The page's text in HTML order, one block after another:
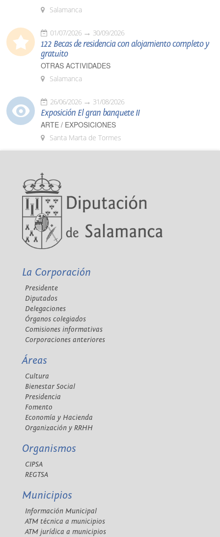
Salamanca
01/07/2026 30/09/2026
122 Becas de residencia con alojamiento completo y
gratuito
OTRAS ACTIVIDADES
Salamanca
26/06/2026 31/08/2026
Exposición El gran banquete II
ARTE / EXPOSICIONES
Santa Marta de Tormes
La Corporación
Presidente
Diputados
Delegaciones
Órganos colegiados
Comisiones informativas
Corporaciones anteriores
Áreas
Cultura
Bienestar Social
Presidencia
Fomento
Economía y Hacienda
Organización y RRHH
Organismos
CIPSA
REGTSA
Municipios
Información Municipal
ATM técnica a municipios
ATM jurídica a municipios